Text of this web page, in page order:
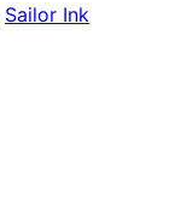
Sailor Ink